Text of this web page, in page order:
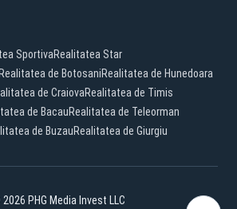
SportivaRealitatea Star
Realitatea de BotosaniRealitatea de Hunedoara
de CraiovaRealitatea de Timis
de BacauRealitatea de Teleorman
de BuzauRealitatea de Giurgiu
PHG Media Invest LLC